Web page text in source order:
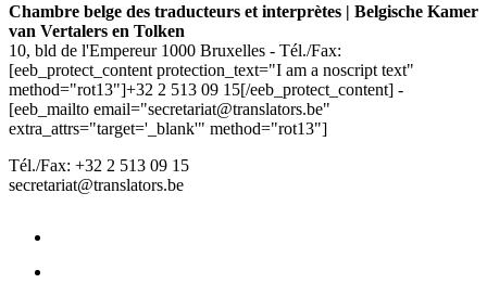
Chambre belge des traducteurs et interprètes | Belgische Kamer
van Vertalers en Tolken
10, bld de l'Empereur 1000 Bruxelles - Tél./Fax:
[eeb_protect_content protection_text="I am a noscript text"
method="rot13"]+32 2 513 09 15[/eeb_protect_content] -
[eeb_mailto email="secretariat@translators.be"
extra_attrs="target='_blank'" method="rot13"]
Tél./Fax: +32 2 513 09 15
secretariat@translators.be